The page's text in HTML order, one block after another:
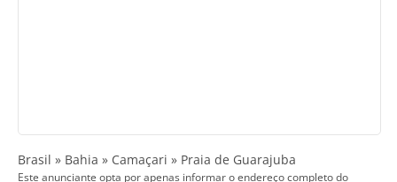
Brasil » Bahia » Camaçari » Praia de Guarajuba
Este anunciante opta por apenas informar o endereço completo do